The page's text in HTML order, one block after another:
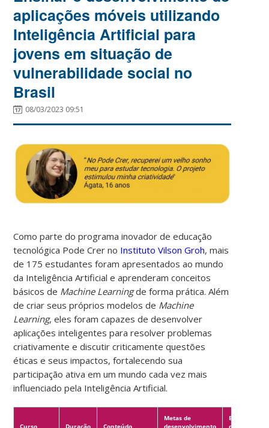
aplicações móveis utilizando
Inteligência Artificial para
jovens em situação de
vulnerabilidade social no
Brasil
08/03/2023 09:51
Como parte do programa inovador de educação
tecnológica Pode Crer no Instituto Vilson Groh, mais
de 175 estudantes foram apresentados ao mundo
da Inteligência Artificial e aprenderam conceitos
básicos de Machine Learningde forma prática. Além
de criar seus próprios modelos de Machine
Learning, eles foram capazes de desenvolver
aplicações inteligentes para resolver problemas
criativamente e discutir criticamente questões
éticas e seus impactos, fortalecendo sua
participação ativa em um mundo cada vez mais
influenciado pela Inteligência Artificial.
Curso Duração Conteúdo
Metas de
desenvolvimento
Estágio do
ciclo de